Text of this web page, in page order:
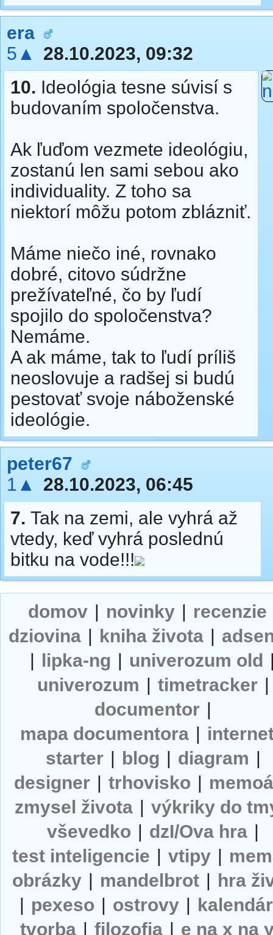
era
5▲
28.10.2023, 09:32
10. Ideológia tesne súvisí s
budovaním spoločenstva.
Ak ľuďom vezmete ideológiu,
zostanú len sami sebou ako
individuality. Z toho sa
niektorí môžu potom zblázniť.
Máme niečo iné, rovnako
dobré, citovo súdržne
prežívateľné, čo by ľudí
spojilo do spoločenstva?
Nemáme.
A ak máme, tak to ľudí príliš
neoslovuje a radšej si budú
pestovať svoje náboženské
ideológie.
peter67
1▲
28.10.2023, 06:45
7. Tak na zemi, ale vyhrá až
vtedy, keď vyhrá poslednú
bitku na vode!!!
domov | novinky | recenzie
dziovina | kniha života |
| lipka-ng | univerozum old
univerozum | timetracker |
documentor |
mapa documentora |
starter | blog | diagram |
designer | trhovisko |
zmysel života | výkriky do
vševedko | dzI/Ova hra |
test inteligencie | vtipy |
obrázky | mandelbrot | hra
| pexeso | ostrovy | kalendár
tvorba | filozofia | e na x na